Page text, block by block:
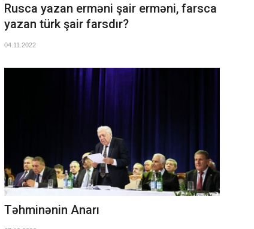
Rusca yazan erməni şair erməni, farsca
yazan türk şair farsdır?
04.11.2022
Təhminənin Anarı